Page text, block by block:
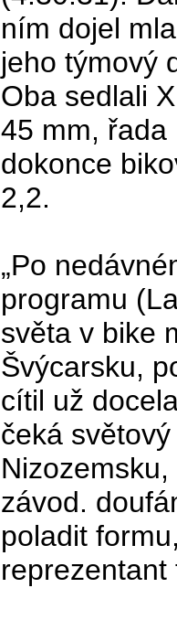
ním dojel
jeho týmový
Oba sedlali
45 mm, řada
dokonce
2,2.
„Po
programu
světa v bike
Švýcarsku,
cítil už
čeká
závod.
poladit
reprezentant